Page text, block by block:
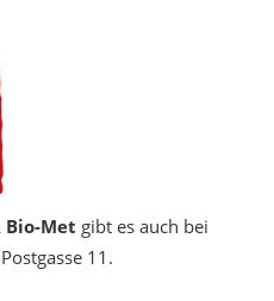
Bio-Met gibt es auch bei
11.